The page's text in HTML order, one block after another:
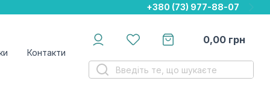
+380 (73) 977-88-07
+380 (73) 977-88-07
+380 (73) 977-88-07
Контакти
0,00 грн